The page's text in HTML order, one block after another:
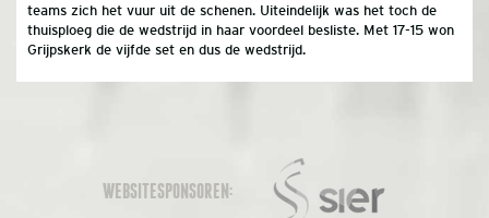
teams zich het vuur uit de schenen. Uiteindelijk was het toch de
thuisploeg die de wedstrijd in haar voordeel besliste. Met 17-15 won
Grijpskerk de vijfde set en dus de wedstrijd.
WEBSITESPONSOREN: